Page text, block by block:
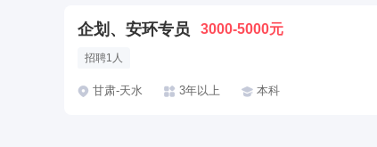
企划、安环专员 3000-5000元
招聘1人
甘肃-天水 3年以上 本科